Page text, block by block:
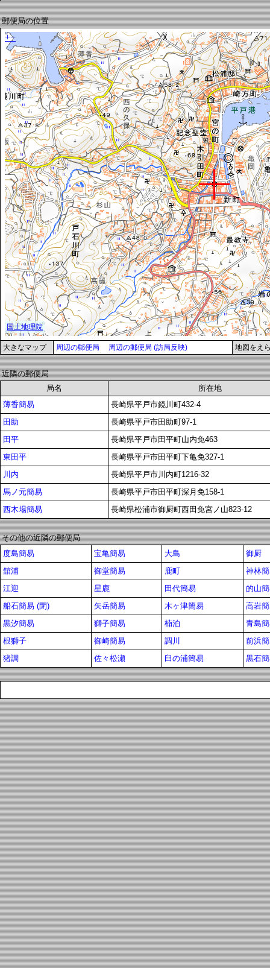
郵便局の位置
大きなマップ 周辺の郵便局 周辺の郵便局 (訪局反映) 地図をえ
近隣の郵便局
局名
所在地
薄香簡易
長崎県平戸市鏡川町432-4
田助
長崎県平戸市田助町97-1
田平
長崎県平戸市田平町山内免463
東田平
長崎県平戸市田平町下亀免327-1
川内
長崎県平戸市川内町1216-32
馬ノ元簡易
長崎県平戸市田平町深月免158-1
西木場簡易
長崎県松浦市御厨町西田免宮ノ山823-12
その他の近隣の郵便局
度島簡易
宝亀簡易 大島
御厨
舘浦
御堂簡易 鹿町
神林
江迎
星鹿 田代簡易
的山
船石簡易 (閉)
矢岳簡易 木ヶ津簡易
高岩
黒汐簡易
獅子簡易 楠泊
青島
根獅子
御崎簡易 調川
前浜
猪調
佐々松瀬 臼の浦簡易 黒石